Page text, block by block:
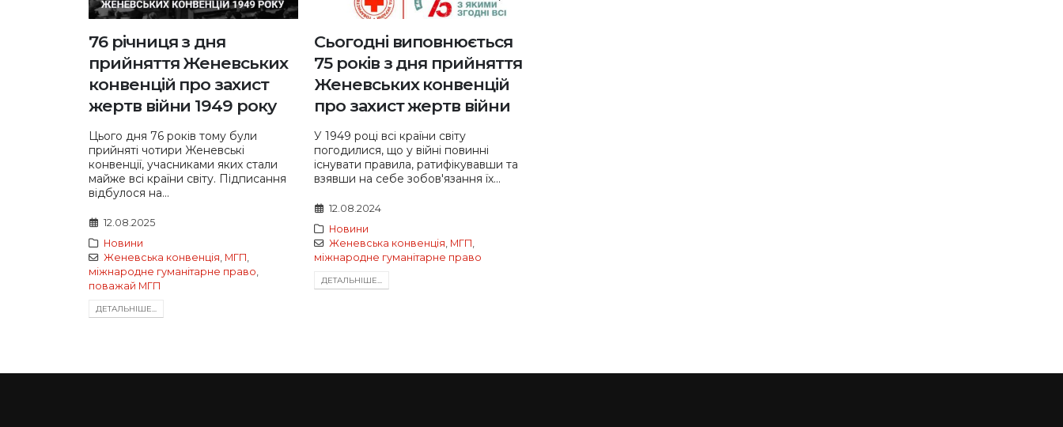
76 річниця з дня
прийняття Женевських
конвенцій про захист
жертв війни 1949 року
Цього дня 76 років тому були
прийняті чотири Женевські
конвенції, учасниками яких стали
майже всі країни світу. Підписання
відбулося на...
12.08.2025
Новини
Женевська конвенція МГП
міжнародне гуманітарне право
поважай МГП
ДЕТАЛЬНIШЕ...
Сьогодні виповнюється
75 років з дня прийняття
Женевських конвенцій
про захист жертв війни
У 1949 році всі країни світу
погодилися, що у війні повинні
існувати правила, ратифікувавши та
взявши на себе зобов'язання їх...
12.08.2024
Новини
Женевська конвенція МГП
міжнародне гуманітарне право
ДЕТАЛЬНIШЕ...